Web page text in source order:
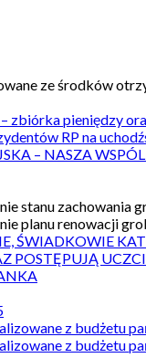
ze środków
zbiórka pieniędzy
RP na
– NASZA
stanu zachowania
planu renowacji
ŚWIADKOWIE
POSTĘPUJĄ
z budżetu
z budżetu